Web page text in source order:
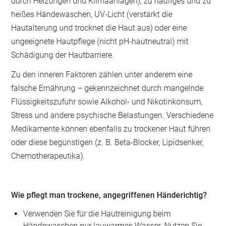
heißes Händewaschen, UV-Licht (verstärkt die
Hautalterung und trocknet die Haut aus) oder eine
ungeeignete Hautpflege (nicht pH-hautneutral) mit
Schädigung der Hautbarriere.
Zu den inneren Faktoren zählen unter anderem eine
falsche Ernährung – gekennzeichnet durch mangelnde
Flüssigkeitszufuhr sowie Alkohol- und Nikotinkonsum,
Stress und andere psychische Belastungen. Verschiedene
Medikamente können ebenfalls zu trockener Haut führen
oder diese begünstigen (z. B. Beta-Blocker, Lipidsenker,
Chemotherapeutika).
Wie pflegt man trockene, angegriffenen Händerichtig?
Verwenden Sie für die Hautreinigung beim